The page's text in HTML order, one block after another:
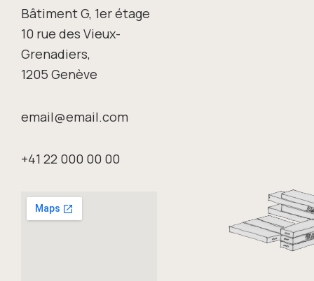
Bâtiment G, 1er étage
10 rue des Vieux-
Grenadiers,
1205 Genève
email@email.com
+41 22 000 00 00